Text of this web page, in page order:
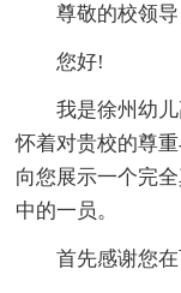
尊敬的校领导
您好!
我是徐州幼
怀着对贵校的尊
向您展示一个完
中的一员。
首先感谢您